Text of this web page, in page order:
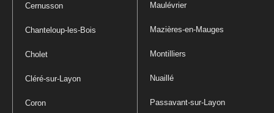
Cernusson
Chanteloup-les-Bois
Cholet
Cléré-sur-Layon
Coron
Maulévrier
Mazières-en-Mauges
Montilliers
Nuaillé
Passavant-sur-Layon